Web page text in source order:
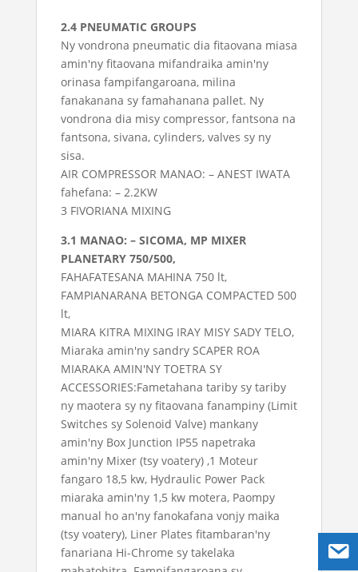
2.4 PNEUMATIC GROUPS
Ny vondrona pneumatic dia fitaovana miasa
amin'ny fitaovana mifandraika amin'ny
orinasa fampifangaroana, milina
fanakanana sy famahanana pallet. Ny
vondrona dia misy compressor, fantsona na
fantsona, sivana, cylinders, valves sy ny
sisa.
AIR COMPRESSOR MANAO: – ANEST IWATA
fahefana: – 2.2KW
3 FIVORIANA MIXING
3.1 MANAO: – SICOMA, MP MIXER
PLANETARY 750/500,
FAHAFATESANA MAHINA 750 lt,
FAMPIANARANA BETONGA COMPACTED 500
lt,
MIARA KITRA MIXING IRAY MISY SADY TELO,
Miaraka amin'ny sandry SCAPER ROA
MIARAKA AMIN'NY TOETRA SY
ACCESSORIES:Fametahana tariby sy tariby
ny maotera sy ny fitaovana fanampiny (Limit
Switches sy Solenoid Valve) mankany
amin'ny Box Junction IP55 napetraka
amin'ny Mixer (tsy voatery) ,1 Moteur
fangaro 18,5 kw, Hydraulic Power Pack
miaraka amin'ny 1,5 kw motera, Paompy
manual ho an'ny fanokafana vonjy maika
(tsy voatery), Liner Plates fitambaran'ny
fanariana Hi-Chrome sy takelaka